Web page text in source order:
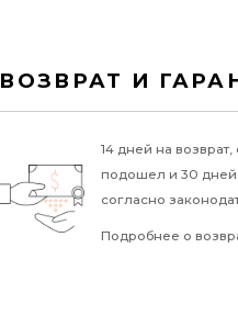
ВОЗВРАТ И
14 дней на
подошел и 30 дней
согласно
Подробнее о